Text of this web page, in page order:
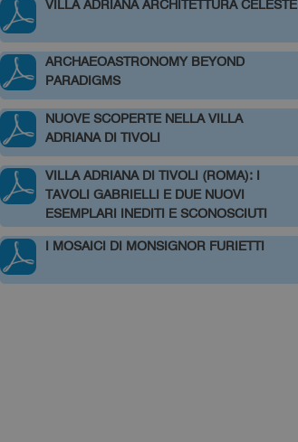
VILLA ADRIANA ARCHITETTURA CELESTE
ARCHAEOASTRONOMY BEYOND
PARADIGMS
NUOVE SCOPERTE NELLA VILLA
ADRIANA DI TIVOLI
VILLA ADRIANA DI TIVOLI (ROMA): I
TAVOLI GABRIELLI E DUE NUOVI
ESEMPLARI INEDITI E SCONOSCIUTI
I MOSAICI DI MONSIGNOR FURIETTI